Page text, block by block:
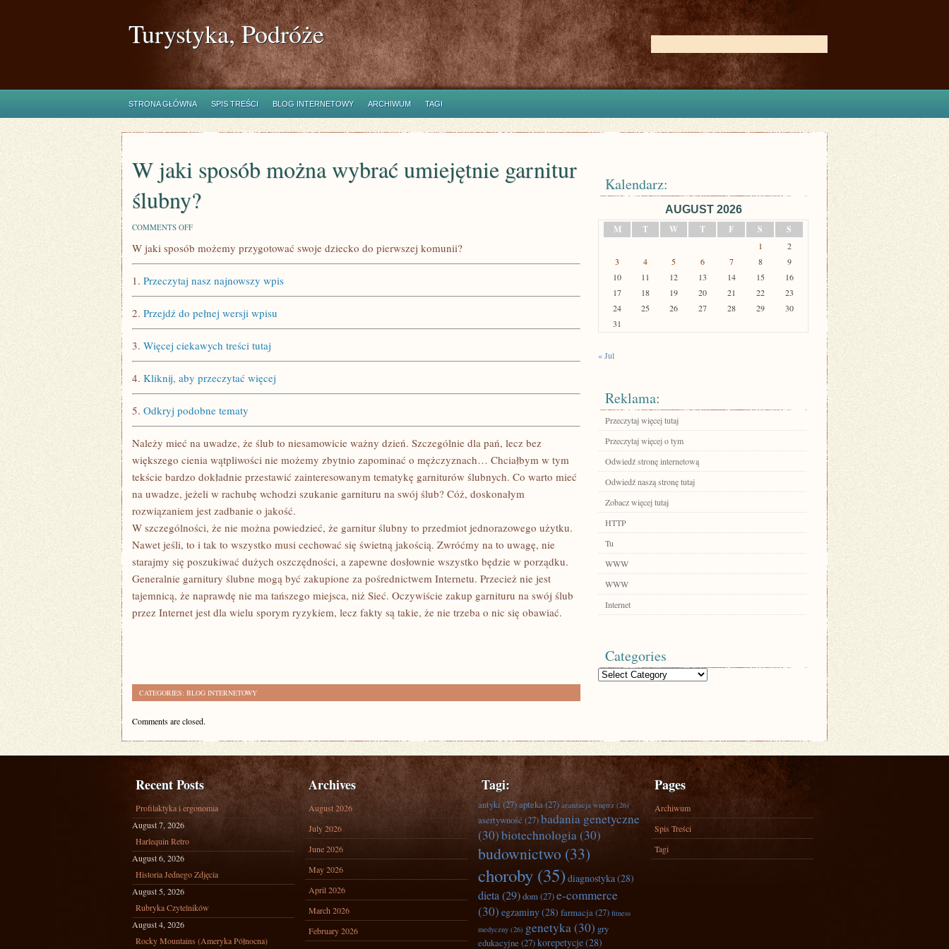
Turystyka, Podróże
STRONA GŁÓWNA SPIS TREŚCI BLOG INTERNETOWY ARCHIWUM TAGI
W jaki sposób można wybrać umiejętnie garnitur
ślubny?
COMMENTS OFFON
JAKI
WYBRAĆ
UMIEJĘTNIE
ŚLUBNY?
W jaki sposób możemy przygotować swoje dziecko do pierwszej komunii?
1. Przeczytaj nasz najnowszy wpis
2. Przejdź do pełnej wersji wpisu
3. Więcej ciekawych treści tutaj
4. Kliknij, aby przeczytać więcej
5. Odkryj podobne tematy
Należy mieć na uwadze, że ślub to niesamowicie ważny dzień. Szczególnie dla pań, lecz bez
większego cienia wątpliwości nie możemy zbytnio zapominać o mężczyznach… Chciałbym w tym
tekście bardzo dokładnie przestawić zainteresowanym tematykę garniturów ślubnych. Co warto mieć
na uwadze, jeżeli w rachubę wchodzi szukanie garnituru na swój ślub? Cóż, doskonałym
rozwiązaniem jest zadbanie o jakość.
W szczególności, że nie można powiedzieć, że garnitur ślubny to przedmiot jednorazowego użytku.
Nawet jeśli, to i tak to wszystko musi cechować się świetną jakością. Zwróćmy na to uwagę, nie
starajmy się poszukiwać dużych oszczędności, a zapewne dosłownie wszystko będzie w porządku.
Generalnie garnitury ślubne mogą być zakupione za pośrednictwem Internetu. Przecież nie jest
tajemnicą, że naprawdę nie ma tańszego miejsca, niż Sieć. Oczywiście zakup garnituru na swój ślub
przez Internet jest dla wielu sporym ryzykiem, lecz fakty są takie, że nie trzeba o nic się obawiać.
CATEGORIES: BLOG INTERNETOWY
Comments are closed.
Kalendarz:
AUGUST 2026
M
T W T F S S
1
2
3
4 5 6 7 8
9
10
11 12 13 14 15
16
17
18 19 20 21 22
23
24
25 26 27 28 29
30
31
« Jul
Reklama:
Przeczytaj więcej tutaj
Przeczytaj więcej o tym
Odwiedź stronę internetową
Odwiedź naszą stronę tutaj
Zobacz więcej tutaj
HTTP
Tu
WWW
WWW
Internet
Categories
Categories
Recent Posts
Profilaktyka i ergonomia
August 7, 2026
Harlequin Retro
August 6, 2026
Historia Jednego Zdjęcia
August 5, 2026
Rubryka Czytelników
August 4, 2026
Rocky Mountains (Ameryka Północna)
Archives
August 2026
July 2026
June 2026
May 2026
April 2026
March 2026
February 2026
Tagi:
antyki(27)apteka(27) aranżacja wnętrz (26)
asertywność (27)badania genetyczne
(30)biotechnologia(30)
budownictwo (33)
choroby (35) diagnostyka(28)
dieta(29)dom(27)e-commerce
(30) egzaminy(28) farmacja(27) fitness
medyczny (26) genetyka(30) gry
edukacyjne (27)korepetycje(28)
Pages
Archiwum
Spis Treści
Tagi